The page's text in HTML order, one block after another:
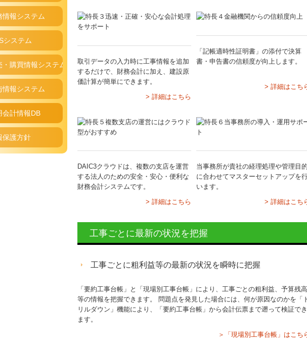
情報システム
システム
購買情報システム
情報システム
会計情報DB
保護方針
取引データの入力時に工事情報を追加
するだけで、財務会計に加え、建設原
価計算が簡単にできます。
> 詳細はこちら
「記帳適時性証明書」の添付で決算
書・申告書の信頼度が向上します。
> 詳細はこち
DAIC3クラウドは、複数の支店を運営
する法人のための安全・安心・便利な
財務会計システムです。
> 詳細はこちら
当事務所が貴社の経理処理や管理目的
に合わせてマスターセットアップを
います。
> 詳細はこち
工事ごとに最新の状況を把握
工事ごとに粗利益等の最新の状況を瞬時に把握
「要約工事台帳」と「現場別工事台帳」により、工事ごとの粗利益、予算残高
等の情報を把握できます。 問題点を発見した場合には、何が原因なのかを「
リルダウン」機能により、「要約工事台帳」から会計伝票まで遡って検証でき
ます。
＞「現場別工事台帳」はこち